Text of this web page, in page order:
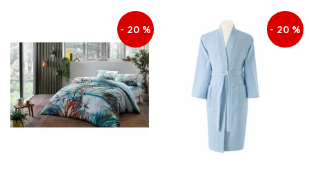
- 20 % - 20 %